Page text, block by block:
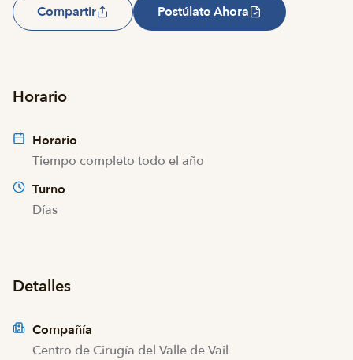
Compartir Postúlate Ahora
Horario
Horario
Tiempo completo todo el año
Turno
Días
Detalles
Compañía
Centro de Cirugía del Valle de Vail